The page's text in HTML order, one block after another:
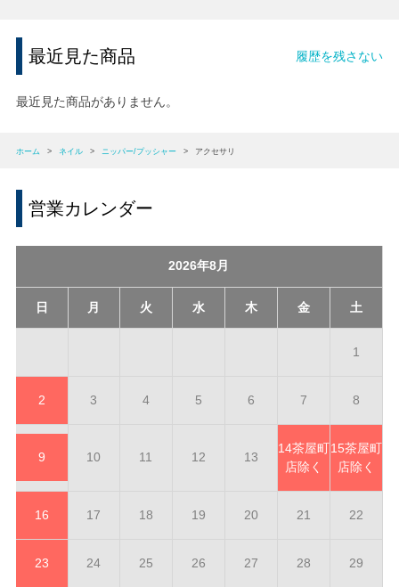
最近見た商品 履歴を残さない
最近見た商品がありません。
ホーム > ネイル > ニッパー/プッシャー > アクセサリ
営業カレンダー
2026年8月
日 月 火 水 木 金 土
1
2 3 4 5 6 7 8
9 10 11 12 13
14茶屋町
店除く
15茶屋町
店除く
16 17 18 19 20 21 22
23 24 25 26 27 28 29